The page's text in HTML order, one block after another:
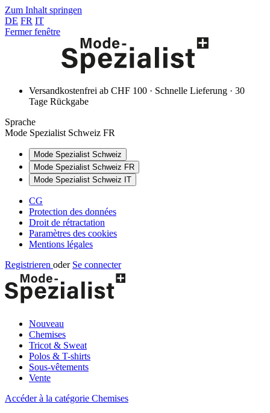
Zum Inhalt springen
DE FR IT
Fermer fenêtre
Versandkostenfrei ab CHF 100 · Schnelle Lieferung · 30
Tage Rückgabe
Sprache
Mode Spezialist Schweiz FR
Mode Spezialist Schweiz
Mode Spezialist Schweiz FR
Mode Spezialist Schweiz IT
CG
Protection des données
Droit de rétractation
Paramètres des cookies
Mentions légales
Registrieren oder Se connecter
Nouveau
Chemises
Tricot & Sweat
Polos & T-shirts
Sous-vêtements
Vente
Accéder à la catégorie Chemises